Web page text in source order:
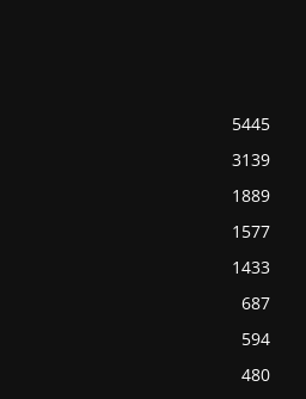
5445
3139
1889
1577
1433
687
594
480